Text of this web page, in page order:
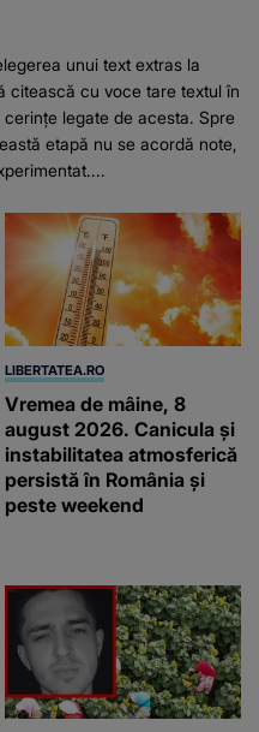
unui text extras la
citească cu voce tare textul în
legate de acesta. Spre
etapă nu se acordă note,
LIBERTATEA.RO
Vremea de mâine, 8
august 2026. Canicula și
instabilitatea atmosferică
persistă în România și
peste weekend